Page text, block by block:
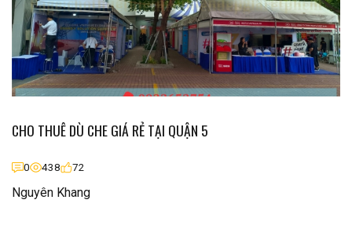
CHO THUÊ DÙ CHE GIÁ RẺ TẠI QUẬN 5
0 438 72
Nguyên Khang